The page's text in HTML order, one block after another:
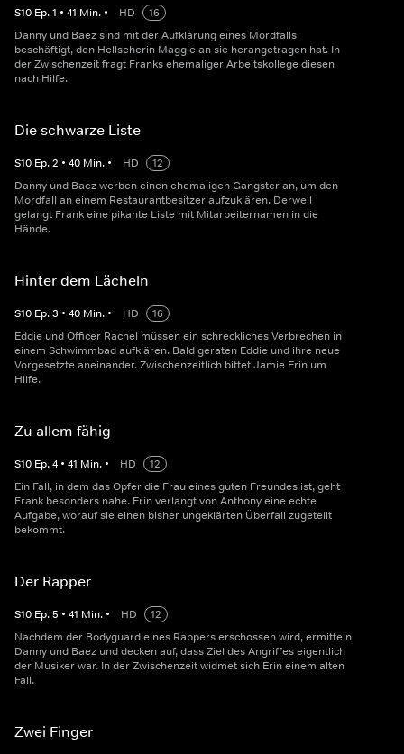
S10 Ep.1 • 41 Min. • HD
16
Danny und Baez sind mit der Aufklärung eines Mordfalls
beschäftigt, den Hellseherin Maggie an sie herangetragen hat. In
der Zwischenzeit fragt Franks ehemaliger Arbeitskollege diesen
nach Hilfe.
Die schwarze Liste
S10 Ep.2 • 40 Min. • HD
12
Danny und Baez werben einen ehemaligen Gangster an, um den
Mordfall an einem Restaurantbesitzer aufzuklären. Derweil
gelangt Frank eine pikante Liste mit Mitarbeiternamen in die
Hände.
Hinter dem Lächeln
S10 Ep.3 • 40 Min. • HD
16
Eddie und Officer Rachel müssen ein schreckliches Verbrechen in
einem Schwimmbad aufklären. Bald geraten Eddie und ihre neue
Vorgesetzte aneinander. Zwischenzeitlich bittet Jamie Erin um
Hilfe.
Zu allem fähig
S10 Ep.4 • 41 Min. • HD
12
Ein Fall, in dem das Opfer die Frau eines guten Freundes ist, geht
Frank besonders nahe. Erin verlangt von Anthony eine echte
Aufgabe, worauf sie einen bisher ungeklärten Überfall zugeteilt
bekommt.
Der Rapper
S10 Ep.5 • 41 Min. • HD
12
Nachdem der Bodyguard eines Rappers erschossen wird, ermitteln
Danny und Baez und decken auf, dass Ziel des Angriffes eigentlich
der Musiker war. In der Zwischenzeit widmet sich Erin einem alten
Fall.
Zwei Finger